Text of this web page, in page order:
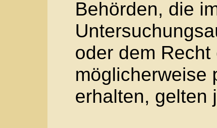
2. Name und
Verantwortlichen